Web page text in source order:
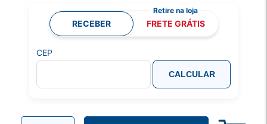
RECEBER FRETE GRÁTIS
CEP
CALCULAR